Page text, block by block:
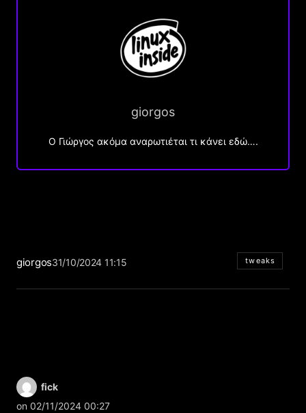
giorgos
Ο Γιώργος ακόμα αναρωτιέται τι κάνει εδώ….
giorgos31/10/2024 11:15 tweaks
fick
on 02/11/2024 00:27